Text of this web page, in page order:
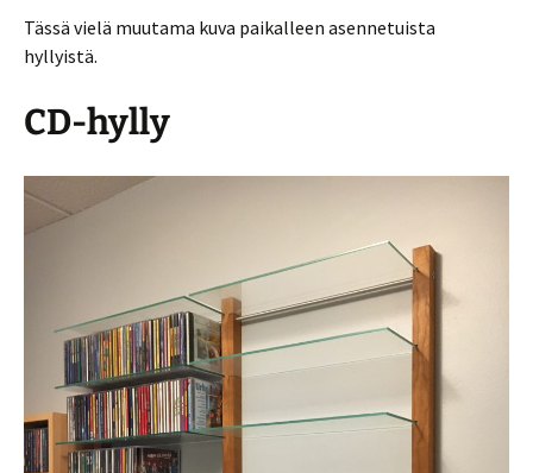
Tässä vielä muutama kuva paikalleen asennetuista
hyllyistä.
CD-hylly